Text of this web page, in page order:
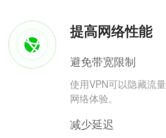
提高网络性能
避免带宽限制
使用VPN可以隐藏流
网络体验。
减少延迟